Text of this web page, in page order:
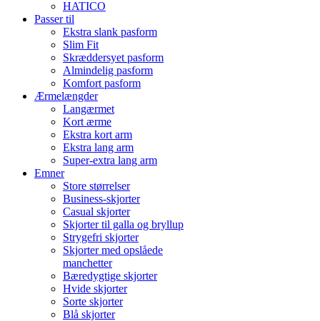
HATICO
Passer til
Ekstra slank pasform
Slim Fit
Skræddersyet pasform
Almindelig pasform
Komfort pasform
Ærmelængder
Langærmet
Kort ærme
Ekstra kort arm
Ekstra lang arm
Super-extra lang arm
Emner
Store størrelser
Business-skjorter
Casual skjorter
Skjorter til galla og bryllup
Strygefri skjorter
Skjorter med opslåede
manchetter
Bæredygtige skjorter
Hvide skjorter
Sorte skjorter
Blå skjorter